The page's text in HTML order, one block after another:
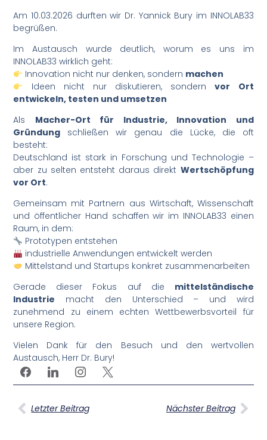
Am 10.03.2026 durften wir Dr. Yannick Bury im INNOLAB33
begrüßen.
Im Austausch wurde deutlich, worum es uns im
INNOLAB33 wirklich geht:
Innovation nicht nur denken, sondern machen
Ideen nicht nur diskutieren, sondernvor Ort
entwickeln, testen und umsetzen
Als Macher-Ort für Industrie, Innovation und
Gründung schließen wir genau die Lücke, die oft
besteht:
Deutschland ist stark in Forschung und Technologie –
aber zu selten entsteht daraus direkt Wertschöpfung
vor Ort.
Gemeinsam mit Partnern aus Wirtschaft, Wissenschaft
und öffentlicher Hand schaffen wir im INNOLAB33 einen
Raum, in dem:
Prototypen entstehen
industrielle Anwendungen entwickelt werden
Mittelstand und Startups konkret zusammenarbeiten
Gerade dieser Fokus auf die mittelständische
Industrie macht den Unterschied – und wird
zunehmend zu einem echten Wettbewerbsvorteil für
unsere Region.
Vielen Dank für den Besuch und den wertvollen
Austausch, Herr Dr. Bury!
Letzter Beitrag Nächster Beitrag